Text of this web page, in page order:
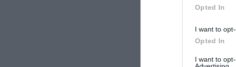
Opted In
I want to
Opted In
I want to